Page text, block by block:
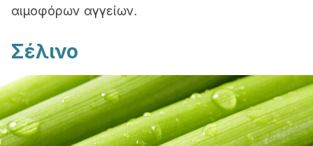
αιμοφόρων αγγείων.
Σέλινο